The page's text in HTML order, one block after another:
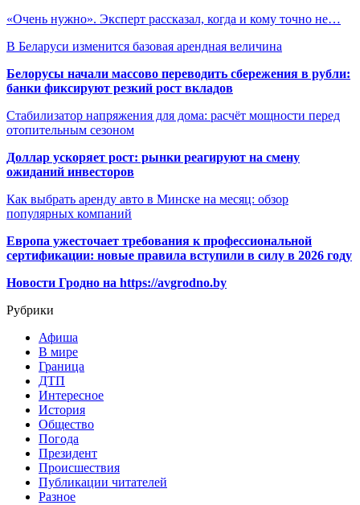
«Очень нужно». Эксперт рассказал, когда и кому точно не…
В Беларуси изменится базовая арендная величина
Белорусы начали массово переводить сбережения в рубли:
банки фиксируют резкий рост вкладов
Стабилизатор напряжения для дома: расчёт мощности перед
отопительным сезоном
Доллар ускоряет рост: рынки реагируют на смену
ожиданий инвесторов
Как выбрать аренду авто в Минске на месяц: обзор
популярных компаний
Европа ужесточает требования к профессиональной
сертификации: новые правила вступили в силу в 2026 году
Новости Гродно на https://avgrodno.by
Рубрики
Афиша
В мире
Граница
ДТП
Интересное
История
Общество
Погода
Президент
Происшествия
Публикации читателей
Разное